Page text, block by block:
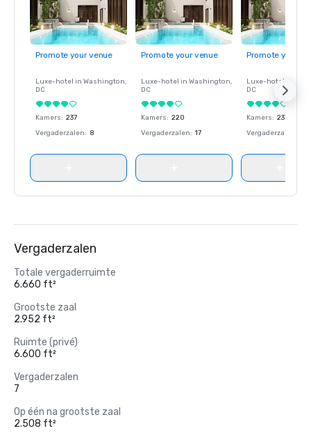
Promote your venue
Luxe-hotel in Washington,
DC
Kamers: 237
Vergaderzalen: 8
Promote your venue
Luxe-hotel in Washington,
DC
Kamers: 220
Vergaderzalen: 17
Promote your
Luxe-hotel in
DC
Kamers: 237
Vergaderzalen
Vergaderzalen
Totale vergaderruimte
6.660 ft²
Grootste zaal
2.952 ft²
Ruimte (privé)
6.600 ft²
Vergaderzalen
7
Op één na grootste zaal
2.508 ft²